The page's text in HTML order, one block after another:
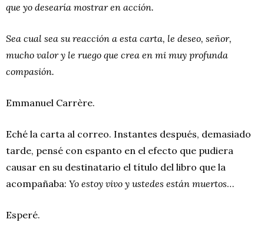
que yo desearía mostrar en acción.
Sea cual sea su reacción a esta carta, le deseo, señor,
mucho valor y le ruego que crea en mi muy profunda
compasión.
Emmanuel Carrère.
Eché la carta al correo. Instantes después, demasiado
tarde, pensé con espanto en el efecto que pudiera
causar en su destinatario el título del libro que la
acompañaba: Yo estoy vivo y ustedes están muertos…
Esperé.